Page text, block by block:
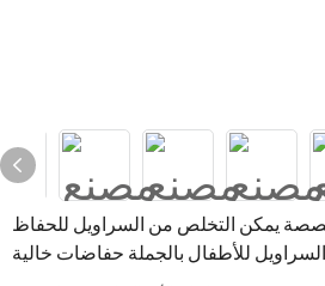
يمكن التخلص من السراويل للحفاظ
للأطفال بالجملة حفاضات خالية